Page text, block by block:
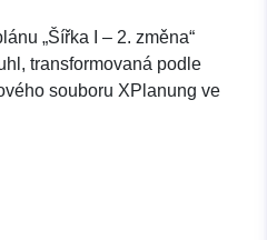
„Šířka I – 2. změna“
transformovaná podle
souboru XPlanung ve